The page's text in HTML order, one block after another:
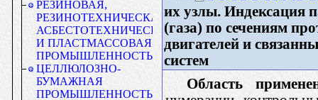
РЕЗИНОВАЯ,
РЕЗИНОТЕХНИЧЕСКАЯ,
АСБЕСТОТЕХНИЧЕСКАЯ
И ПЛАСТМАССОВАЯ
ПРОМЫШЛЕННОСТЬ
ЦЕЛЛЮЛОЗНО-
БУМАЖНАЯ
ПРОМЫШЛЕННОСТЬ
их узлы. Индексация
(газа) по сечениям
двигателей и
систем
Область